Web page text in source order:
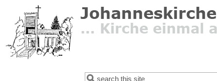
Direkt zum Inhalt
Suche